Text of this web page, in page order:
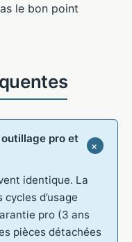
le bon point
pro et
identique. La
d’usage
pro (3 ans
pièces détachées